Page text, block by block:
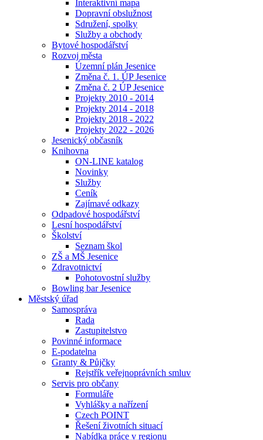
Interaktivní mapa
Dopravní obslužnost
Sdružení, spolky
Služby a obchody
Bytové hospodářství
Rozvoj města
Územní plán Jesenice
Změna č. 1. ÚP Jesenice
Změna č. 2 ÚP Jesenice
Projekty 2010 - 2014
Projekty 2014 - 2018
Projekty 2018 - 2022
Projekty 2022 - 2026
Jesenický občasník
Knihovna
ON-LINE katalog
Novinky
Služby
Ceník
Zajímavé odkazy
Odpadové hospodářství
Lesní hospodářství
Školství
Seznam škol
ZŠ a MŠ Jesenice
Zdravotnictví
Pohotovostní služby
Bowling bar Jesenice
Městský úřad
Samospráva
Rada
Zastupitelstvo
Povinné informace
E-podatelna
Granty & Půjčky
Rejstřík veřejnoprávních smluv
Servis pro občany
Formuláře
Vyhlášky a nařízení
Czech POINT
Řešení životních situací
Nabídka práce v regionu